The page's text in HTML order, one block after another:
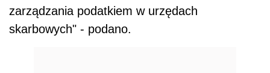
zarządzania podatkiem w urzędach
skarbowych" - podano.